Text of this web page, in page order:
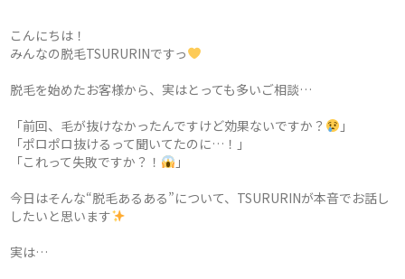
こんにちは！
みんなの脱毛TSURURINですっ
脱毛を始めたお客様から、実はとっても多いご相談…
「前回、毛が抜けなかったんですけど効果ないですか？
」
「ポロポロ抜けるって聞いてたのに…！」
「これって失敗ですか？！
」
今日はそんな“脱毛あるある”について、TSURURINが本音でお話し
したいと思います
実は…